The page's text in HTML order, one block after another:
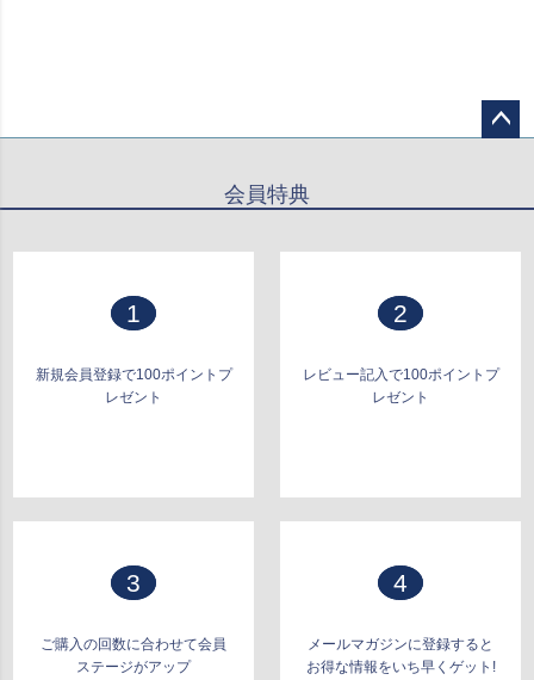
会員特典
1
新規会員登録で100ポイントプ
レゼント
2
レビュー記入で100ポイントプ
レゼント
3
ご購入の回数に合わせて会員
ステージがアップ
4
メールマガジンに登録すると
お得な情報をいち早くゲット!